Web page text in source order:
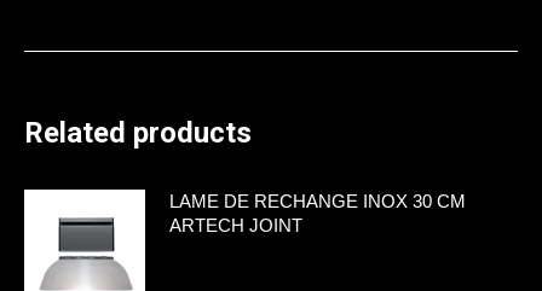
Related products
LAME DE RECHANGE INOX 30 CM
ARTECH JOINT